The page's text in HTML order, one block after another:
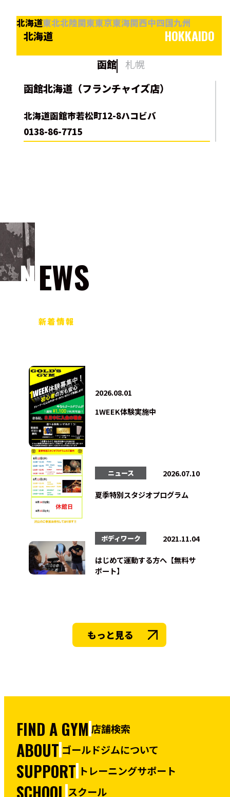
北海道東北北陸関東東京東海関西中四国九州
北海道 HOKKAIDO
函館
札幌
函館北海道（フランチャイズ店）
北海道函館市若松町12-8ハコビバ
0138-86-7715
NEWS
新着情報
2026.08.01
1WEEK体験実施中
ニュース 2026.07.10
夏季特別スタジオプログラム
ボディワーク 2021.11.04
はじめて運動する方へ【無料サ
ポート】
もっと見る
FIND A GYM 店舗検索
ABOUT ゴールドジムについて
SUPPORT トレーニングサポート
SCHOOL スクール